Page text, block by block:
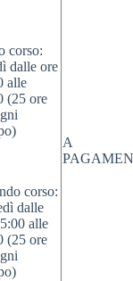
A
corso:
dalle ore
alle
(25 ore
corso:
dalle
alle
(25 ore